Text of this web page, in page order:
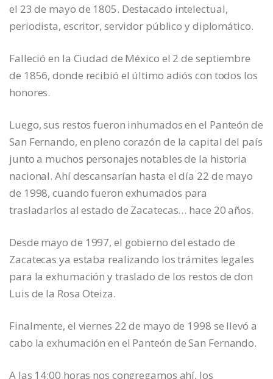
el 23 de mayo de 1805. Destacado intelectual,
periodista, escritor, servidor público y diplomático.
Falleció en la Ciudad de México el 2 de septiembre
de 1856, donde recibió el último adiós con todos los
honores.
Luego, sus restos fueron inhumados en el Panteón de
San Fernando, en pleno corazón de la capital del país
junto a muchos personajes notables de la historia
nacional. Ahí descansarían hasta el día 22 de mayo
de 1998, cuando fueron exhumados para
trasladarlos al estado de Zacatecas… hace 20 años.
Desde mayo de 1997, el gobierno del estado de
Zacatecas ya estaba realizando los trámites legales
para la exhumación y traslado de los restos de don
Luis de la Rosa Oteiza.
Finalmente, el viernes 22 de mayo de 1998 se llevó a
cabo la exhumación en el Panteón de San Fernando.
A las 14:00 horas nos congregamos ahí, los